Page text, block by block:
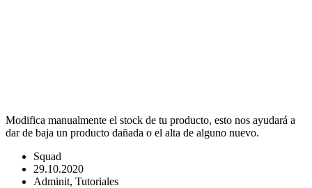
Modifica manualmente el stock de tu producto, esto nos ayudará a
dar de baja un producto dañada o el alta de alguno nuevo.
Squad
29.10.2020
Adminit, Tutoriales